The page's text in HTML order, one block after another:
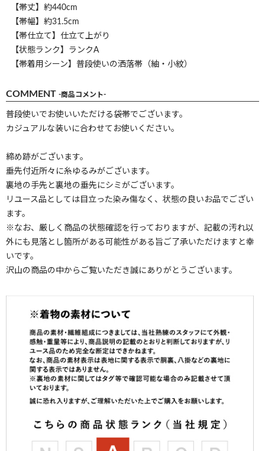
【帯丈】約440cm
【帯幅】約31.5cm
【帯仕立て】仕立て上がり
【状態ランク】ランクA
【帯着用シーン】普段使いの洒落帯（紬・小紋）
COMMENT -商品コメント-
普段使いでお使いいただける袋帯でございます。
カジュアルな装いに合わせてお使いください。
締め跡がございます。
垂先付近所々に糸ゆるみがございます。
裏地の手先と裏地の垂先にシミがございます。
リユース品としては目立った染み傷なく、状態の良いお品でござい
ます。
※なお、厳しく商品の状態確認を行っておりますが、記載の汚れ以
外にも見落とし箇所がある可能性がある旨ご了承いただけますと幸
いです。
沢山の商品の中からご覧いただき誠にありがとうございます。